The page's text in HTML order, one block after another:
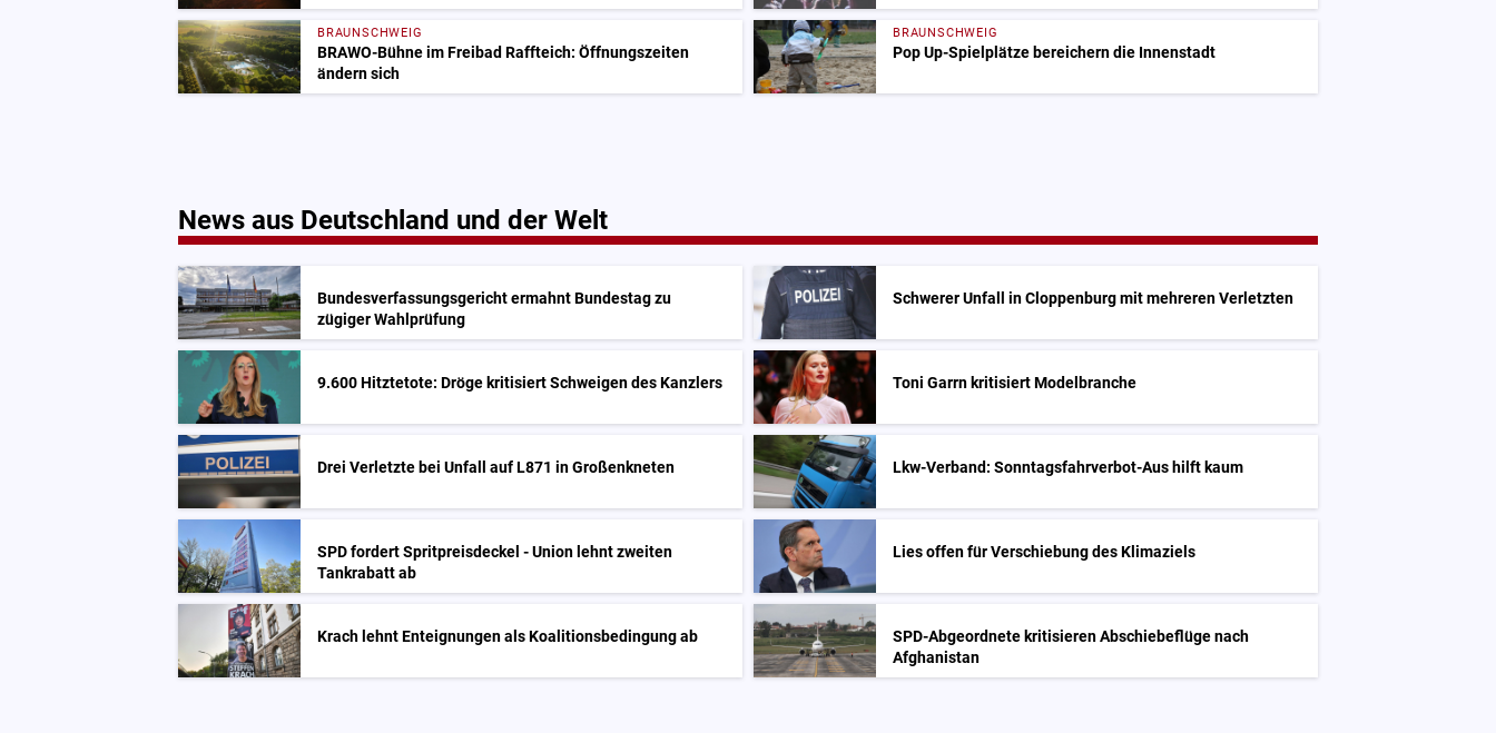
BRAUNSCHWEIG
BRAWO-Bühne im Freibad Raffteich: Öffnungszeiten
ändern sich
BRAUNSCHWEIG
Pop Up-Spielplätze bereichern die Innenstadt
News aus Deutschland und der Welt
Bundesverfassungsgericht ermahnt Bundestag zu
zügiger Wahlprüfung
Schwerer Unfall in Cloppenburg mit mehreren Verletzten
9.600 Hitztetote: Dröge kritisiert Schweigen des Kanzlers Toni Garrn kritisiert Modelbranche
Drei Verletzte bei Unfall auf L871 in Großenkneten Lkw-Verband: Sonntagsfahrverbot-Aus hilft kaum
SPD fordert Spritpreisdeckel - Union lehnt zweiten
Tankrabatt ab
Lies offen für Verschiebung des Klimaziels
Krach lehnt Enteignungen als Koalitionsbedingung ab
SPD-Abgeordnete kritisieren Abschiebeflüge nach
Afghanistan